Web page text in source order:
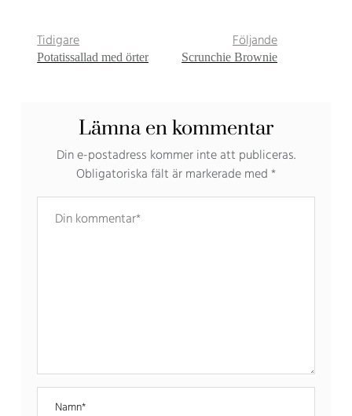
Tidigare
Potatissallad med örter
Följande
Scrunchie Brownie
Lämna en kommentar
Din e-postadress kommer inte att publiceras.
Obligatoriska fält är markerade med*